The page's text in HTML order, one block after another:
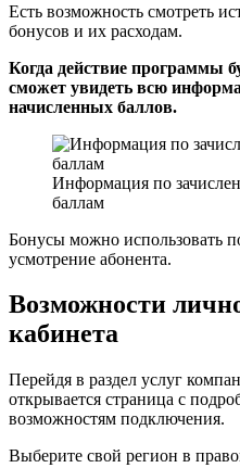
Есть возможность смотреть
бонусов и их расходам.
Когда действие программы
сможет увидеть всю
начисленных баллов.
Информация по
баллам
Бонусы можно использовать
усмотрение абонента.
Возможности
кабинета
Перейдя в раздел услуг
открывается страница с
возможностям подключения.
Выберите свой регион в